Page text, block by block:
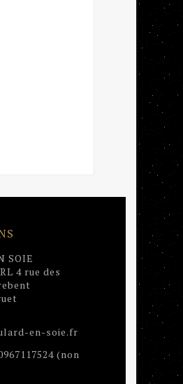
SOIE
4 rue des
en-soie.fr
(non